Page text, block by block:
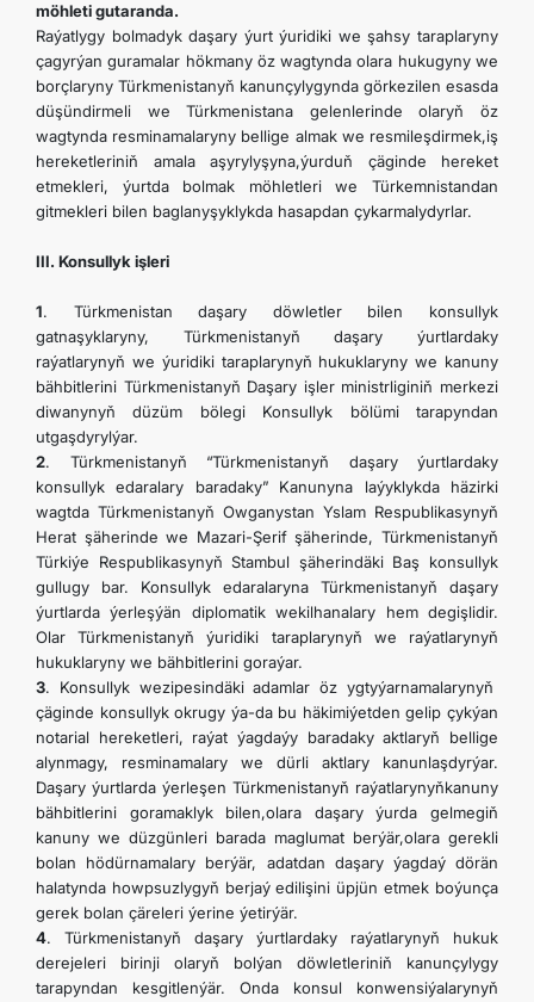
möhleti gutaranda.
Raýatlygy bolmadyk daşary ýurt ýuridiki we şahsy taraplaryny
çagyrýan guramalar hökmany öz wagtynda olara hukugyny we
borçlaryny Türkmenistanyň kanunçylygynda görkezilen esasda
düşündirmeli we Türkmenistana gelenlerinde olaryň öz
wagtynda resminamalaryny bellige almak we resmileşdirmek,iş
hereketleriniň amala aşyrylyşyna,ýurduň çäginde hereket
etmekleri, ýurtda bolmak möhletleri we Türkemnistandan
gitmekleri bilen baglanyşyklykda hasapdan çykarmalydyrlar.
III. Konsullyk işleri
1. Türkmenistan daşary döwletler bilen konsullyk
gatnaşyklaryny, Türkmenistanyň daşary ýurtlardaky
raýatlarynyň we ýuridiki taraplarynyň hukuklaryny we kanuny
bähbitlerini Türkmenistanyň Daşary işler ministrliginiň merkezi
diwanynyň düzüm bölegi Konsullyk bölümi tarapyndan
utgaşdyrylýar.
2. Türkmenistanyň “Türkmenistanyň daşary ýurtlardaky
konsullyk edaralary baradaky” Kanunyna laýyklykda häzirki
wagtda Türkmenistanyň Owganystan Yslam Respublikasynyň
Herat şäherinde we Mazari-Şerif şäherinde, Türkmenistanyň
Türkiýe Respublikasynyň Stambul şäherindäki Baş konsullyk
gullugy bar. Konsullyk edaralaryna Türkmenistanyň daşary
ýurtlarda ýerleşýän diplomatik wekilhanalary hem degişlidir.
Olar Türkmenistanyň ýuridiki taraplarynyň we raýatlarynyň
hukuklaryny we bähbitlerini goraýar.
3. Konsullyk wezipesindäki adamlar öz ygtyýarnamalarynyň
çäginde konsullyk okrugy ýa-da bu häkimiýetden gelip çykýan
notarial hereketleri, raýat ýagdaýy baradaky aktlaryň bellige
alynmagy, resminamalary we dürli aktlary kanunlaşdyrýar.
Daşary ýurtlarda ýerleşen Türkmenistanyň raýatlarynyňkanuny
bähbitlerini goramaklyk bilen,olara daşary ýurda gelmegiň
kanuny we düzgünleri barada maglumat berýär,olara gerekli
bolan hödürnamalary berýär, adatdan daşary ýagdaý dörän
halatynda howpsuzlygyň berjaý edilişini üpjün etmek boýunça
gerek bolan çäreleri ýerine ýetirýär.
4. Türkmenistanyň daşary ýurtlardaky raýatlarynyň hukuk
derejeleri birinji olaryň bolýan döwletleriniň kanunçylygy
tarapyndan kesgitlenýär. Onda konsul konwensiýalarynyň